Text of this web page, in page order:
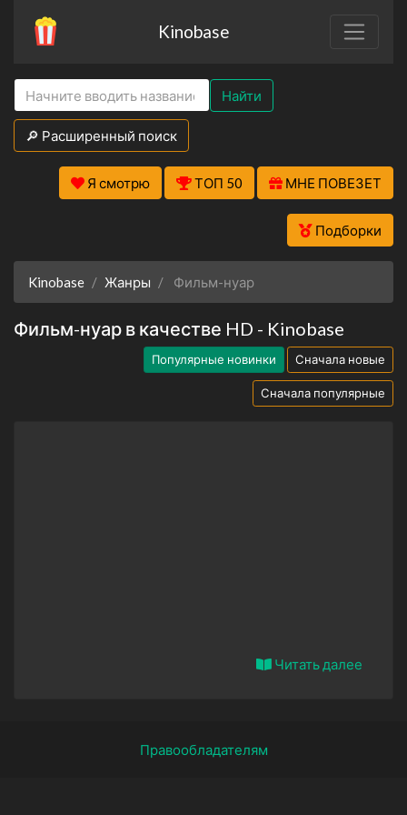
Kinobase
Найти
🔎 Расширенный поиск
Я смотрю ТОП 50 МНЕ ПОВЕЗЕТ
Подборки
Kinobase Жанры Фильм-нуар
Фильм-нуар в качестве HD - Kinobase
Популярные новинки Сначала новые
Сначала популярные
Читать далее
Правообладателям